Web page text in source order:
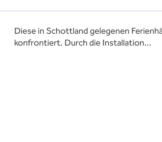
Diese in Schottland gelegenen
konfrontiert. Durch die Installation...